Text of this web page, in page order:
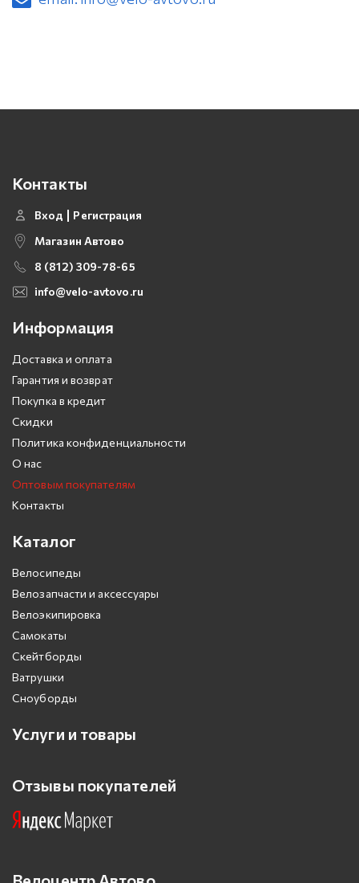
Контакты
Вход
Регистрация
Магазин Автово
8 (812) 309-78-65
info@velo-avtovo.ru
Информация
Доставка и оплата
Гарантия и возврат
Покупка в кредит
Скидки
Политика конфиденциальности
О нас
Оптовым покупателям
Контакты
Каталог
Велосипеды
Велозапчасти и аксессуары
Велоэкипировка
Самокаты
Скейтборды
Ватрушки
Сноуборды
Услуги и товары
Отзывы покупателей